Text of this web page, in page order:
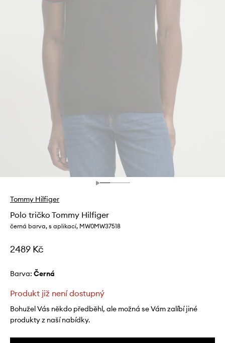
Tommy Hilfiger
Polo tričko Tommy Hilfiger
černá barva, s aplikací, MW0MW37518
2489 Kč
Barva: černá
Produkt již není dostupný
Bohužel Vás někdo předběhl, ale možná se Vám zalíbí jiné
produkty z naší nabídky.